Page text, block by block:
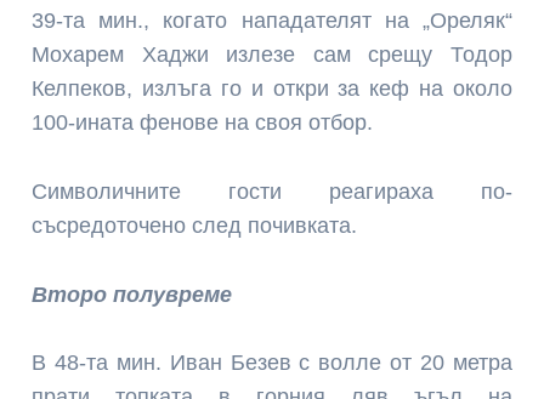
39-та мин., когато нападателят на „Ореляк“
Мохарем Хаджи излезе сам срещу Тодор
Келпеков, излъга го и откри за кеф на около
100-ината фенове на своя отбор.
Символичните гости реагираха по-
съсредоточено след почивката.
Второ полувреме
В 48-та мин. Иван Безев с волле от 20 метра